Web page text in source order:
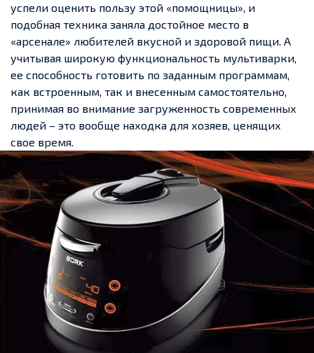
успели оценить пользу этой «помощницы», и
подобная техника заняла достойное место в
«арсенале» любителей вкусной и здоровой пищи. А
учитывая широкую функциональность мультиварки,
ее способность готовить по заданным программам,
как встроенным, так и внесенным самостоятельно,
принимая во внимание загруженность современных
людей – это вообще находка для хозяев, ценящих
свое время.